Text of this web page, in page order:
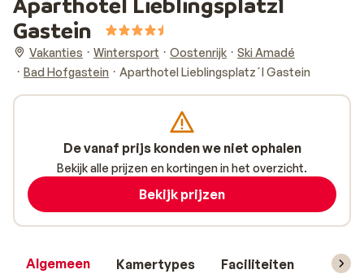
Gastein
Vakanties Wintersport Oostenrijk
Ski Amadé
Bad Hofgastein
Aparthotel Lieblingsplatz´l Gastein
Algemeen Kamertypes Faciliteiten
De vanaf prijs konden we niet ophalen
Bekijk alle prijzen en kortingen in het overzicht.
Bekijk prijzen